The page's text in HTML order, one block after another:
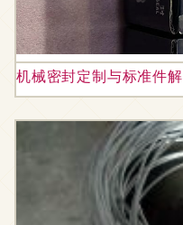
机械密封定制与标准件